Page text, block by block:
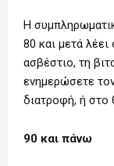
Η
80 και μετά
ασβέστιο, τη
ενημερώσετε
διατροφή, ή στο
90 και πάνω